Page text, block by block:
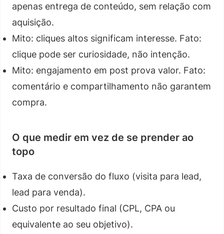
apenas entrega de conteúdo, sem relação com
aquisição.
Mito: cliques altos significam interesse. Fato:
clique pode ser curiosidade, não intenção.
Mito: engajamento em post prova valor. Fato:
comentário e compartilhamento não garantem
compra.
O que medir em vez de se prender ao
topo
Taxa de conversão do fluxo (visita para lead,
lead para venda).
Custo por resultado final (CPL, CPA ou
equivalente ao seu objetivo).